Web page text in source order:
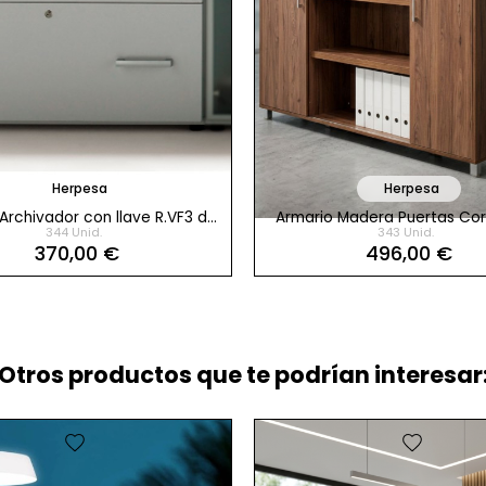
Herpesa
con llave R.VF3 de
Herpesa
344 Unid.
370,00 €
Herpesa
Armario Madera Puertas
168x178 cm H4.V160 de
343 Unid.
496,00 €
Otros productos que te podrían
favorite favorite